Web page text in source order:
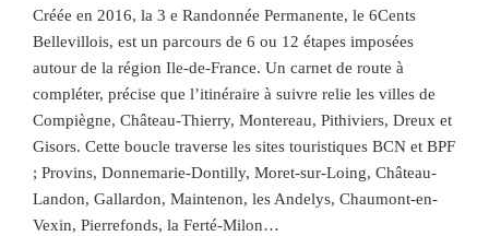
Créée en 2016, la 3 e Randonnée Permanente, le 6Cents
Bellevillois, est un parcours de 6 ou 12 étapes imposées
autour de la région Ile-de-France. Un carnet de route à
compléter, précise que l’itinéraire à suivre relie les villes de
Compiègne, Château-Thierry, Montereau, Pithiviers, Dreux et
Gisors. Cette boucle traverse les sites touristiques BCN et BPF
; Provins, Donnemarie-Dontilly, Moret-sur-Loing, Château-
Landon, Gallardon, Maintenon, les Andelys, Chaumont-en-
Vexin, Pierrefonds, la Ferté-Milon…